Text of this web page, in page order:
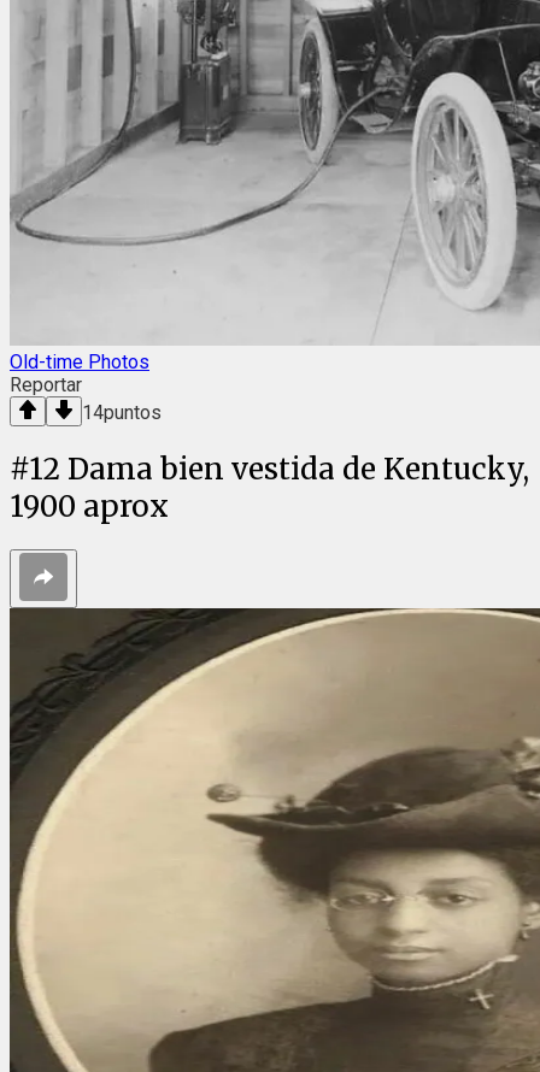
Old-time Photos
Reportar
14puntos
#12 Dama bien vestida de Kentucky,
1900 aprox